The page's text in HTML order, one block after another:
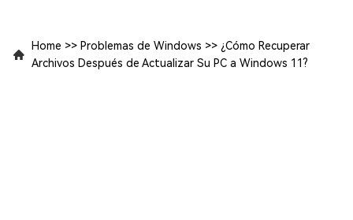
Home >> Problemas de Windows >> ¿Cómo Recuperar
Archivos Después de Actualizar Su PC a Windows 11?